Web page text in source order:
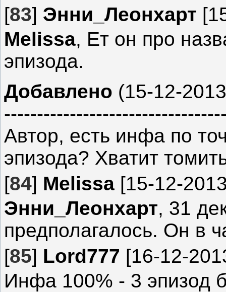
[83] Энни_Леонхарт
Melissa, Ет он про
эпизода.
Добавлено (15-12-
Автор, есть инфа по
эпизода? Хватит
[84] Melissa [15-12-
Энни_Леонхарт, 31
предполагалось. Он в
[85] Lord777 [16-12-
Инфа 100% - 3 эпизод